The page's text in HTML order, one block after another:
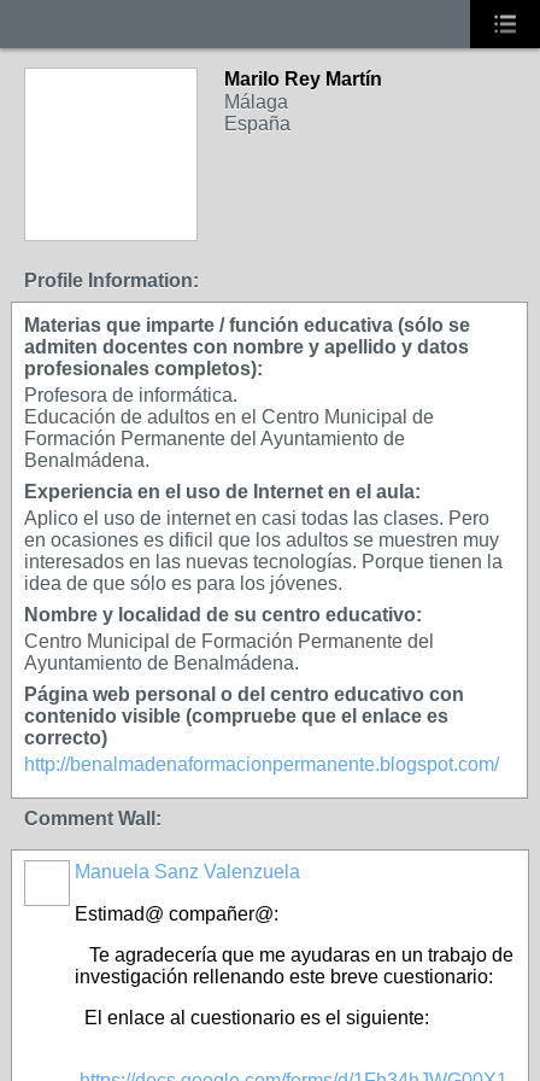
Marilo Rey Martín
Málaga
España
Profile Information:
Materias que imparte / función educativa (sólo se
admiten docentes con nombre y apellido y datos
profesionales completos):
Profesora de informática.
Educación de adultos en el Centro Municipal de
Formación Permanente del Ayuntamiento de
Benalmádena.
Experiencia en el uso de Internet en el aula:
Aplico el uso de internet en casi todas las clases. Pero
en ocasiones es dificil que los adultos se muestren muy
interesados en las nuevas tecnologías. Porque tienen la
idea de que sólo es para los jóvenes.
Nombre y localidad de su centro educativo:
Centro Municipal de Formación Permanente del
Ayuntamiento de Benalmádena.
Página web personal o del centro educativo con
contenido visible (compruebe que el enlace es
correcto)
http://benalmadenaformacionpermanente.blogspot.com/
Comment Wall:
Manuela Sanz Valenzuela
Estimad@ compañer@:
Te agradecería que me ayudaras en un trabajo de
investigación rellenando este breve cuestionario:
El enlace al cuestionario es el siguiente: